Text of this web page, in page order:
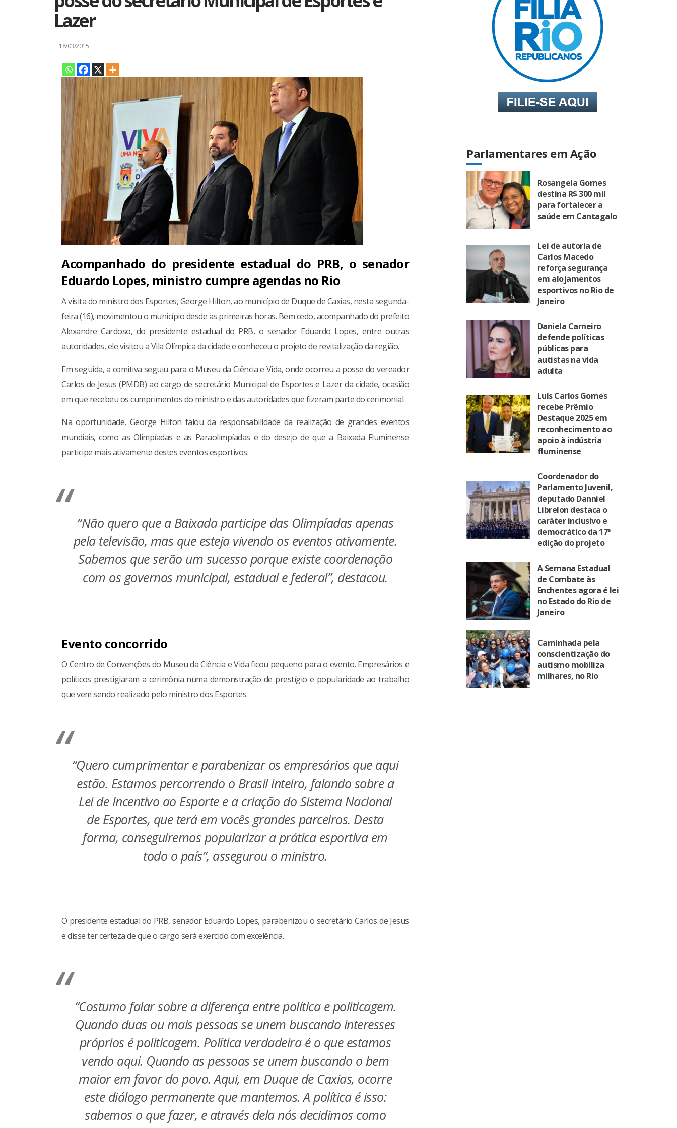
Lazer
18/03/2015
Acompanhado do presidente estadual do PRB, o senador
Eduardo Lopes, ministro cumpre agendas no Rio
A visita do ministro dos Esportes, George Hilton, ao município de Duque de Caxias, nesta segunda-
feira (16), movimentou o município desde as primeiras horas. Bem cedo, acompanhado do prefeito
Alexandre Cardoso, do presidente estadual do PRB, o senador Eduardo Lopes, entre outras
autoridades, ele visitou a Vila Olímpica da cidade e conheceu o projeto de revitalização da região.
Em seguida, a comitiva seguiu para o Museu da Ciência e Vida, onde ocorreu a posse do vereador
Carlos de Jesus (PMDB) ao cargo de secretário Municipal de Esportes e Lazer da cidade, ocasião
em que recebeu os cumprimentos do ministro e das autoridades que fizeram parte do cerimonial.
Na oportunidade, George Hilton falou da responsabilidade da realização de grandes eventos
mundiais, como as Olimpíadas e as Paraolimpíadas e do desejo de que a Baixada Fluminense
participe mais ativamente destes eventos esportivos.
“Não quero que a Baixada participe das Olimpíadas apenas
pela televisão, mas que esteja vivendo os eventos ativamente.
Sabemos que serão um sucesso porque existe coordenação
com os governos municipal, estadual e federal”, destacou.
Evento concorrido
O Centro de Convenções do Museu da Ciência e Vida ficou pequeno para o evento. Empresários e
políticos prestigiaram a cerimônia numa demonstração de prestígio e popularidade ao trabalho
que vem sendo realizado pelo ministro dos Esportes.
“Quero cumprimentar e parabenizar os empresários que aqui
estão. Estamos percorrendo o Brasil inteiro, falando sobre a
Lei de Incentivo ao Esporte e a criação do Sistema Nacional
de Esportes, que terá em vocês grandes parceiros. Desta
forma, conseguiremos popularizar a prática esportiva em
todo o país”, assegurou o ministro.
O presidente estadual do PRB, senador Eduardo Lopes, parabenizou o secretário Carlos de Jesus
e disse ter certeza de que o cargo será exercido com excelência.
“Costumo falar sobre a diferença entre política e politicagem.
Quando duas ou mais pessoas se unem buscando interesses
próprios é politicagem. Política verdadeira é o que estamos
vendo aqui. Quando as pessoas se unem buscando o bem
maior em favor do povo. Aqui, em Duque de Caxias, ocorre
este diálogo permanente que mantemos. A política é isso:
sabemos o que fazer, e através dela nós decidimos como
Parlamentares em Ação
Rosangela Gomes
destina R$ 300 mil
para fortalecer a
saúde em Cantagalo
Lei de autoria de
Carlos Macedo
reforça segurança
em alojamentos
esportivos no Rio de
Janeiro
Daniela Carneiro
defende políticas
públicas para
autistas na vida
adulta
Luís Carlos Gomes
recebe Prêmio
Destaque 2025 em
reconhecimento ao
apoio à indústria
fluminense
Coordenador do
Parlamento Juvenil,
deputado Danniel
Librelon destaca o
caráter inclusivo e
democrático da 17ª
edição do projeto
A Semana Estadual
de Combate às
Enchentes agora é lei
no Estado do Rio de
Janeiro
Caminhada pela
conscientização do
autismo mobiliza
milhares, no Rio